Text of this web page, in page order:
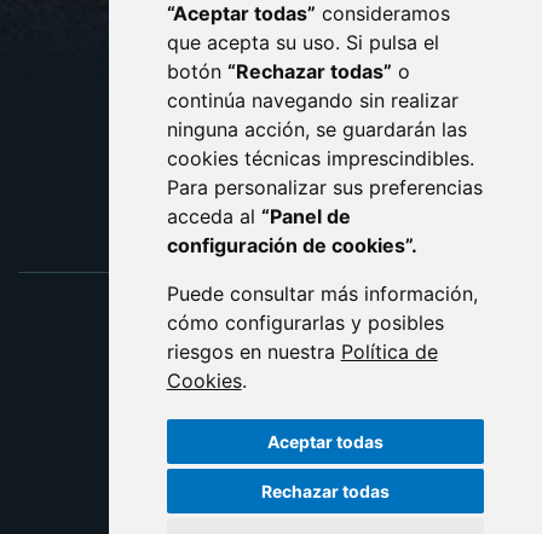
“Aceptar todas” consideramos
que acepta su uso. Si pulsa el
botón “Rechazar todas” o
continúa navegando sin realizar
ninguna acción, se guardarán las
cookies técnicas imprescindibles.
Para personalizar sus preferencias
acceda al “Panel de
configuración de cookies”.
Puede consultar más información,
cómo configurarlas y posibles
riesgos en nuestra Política de
Cookies.
Aceptar todas
Rechazar todas
AVISO LEGAL
PROTECCIÓN DE DATOS
POLÍTICA DE COOKIES
ACCESIBILIDAD
ENLACE EXTERNO AL